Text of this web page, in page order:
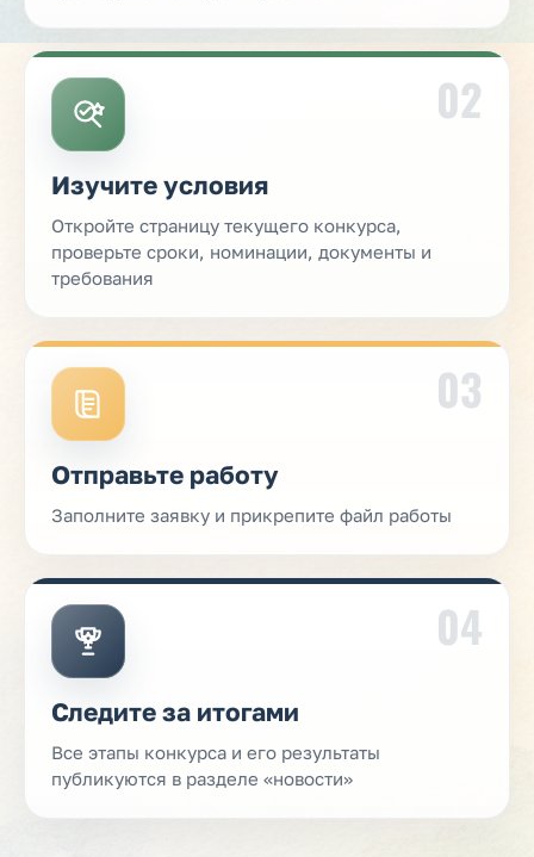
02
Изучите условия
Откройте страницу текущего конкурса,
проверьте сроки, номинации, документы и
требования
03
Отправьте работу
Заполните заявку и прикрепите файл работы
04
Следите за итогами
Все этапы конкурса и его результаты
публикуются в разделе «новости»